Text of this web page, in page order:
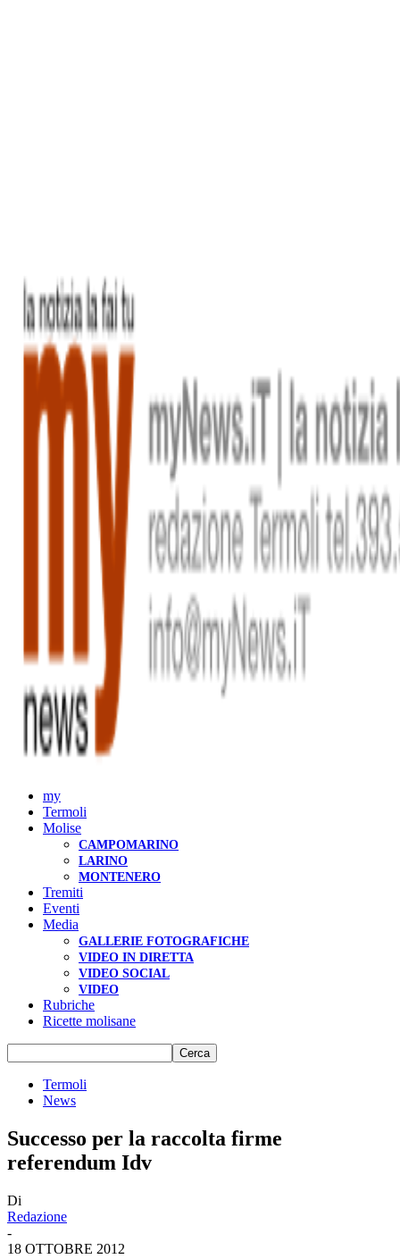
my
Termoli
Molise
CAMPOMARINO
LARINO
MONTENERO
Tremiti
Eventi
Media
GALLERIE FOTOGRAFICHE
VIDEO IN DIRETTA
VIDEO SOCIAL
VIDEO
Rubriche
Ricette molisane
Termoli
News
Successo per la raccolta firme
referendum Idv
Di
Redazione
-
18 OTTOBRE 2012